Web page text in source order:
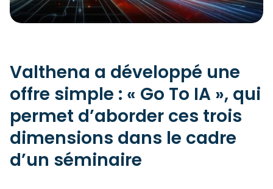
Valthena a développé une
offre simple : « Go To IA », qui
permet d’aborder ces trois
dimensions dans le cadre
d’un séminaire